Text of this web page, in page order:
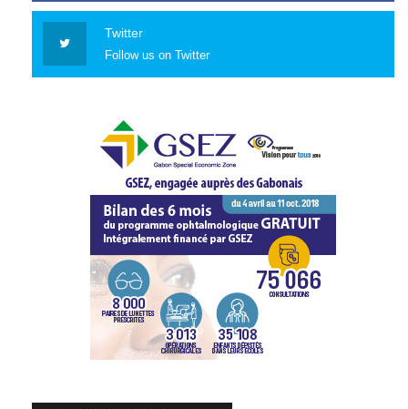
Twitter
Follow us on Twitter